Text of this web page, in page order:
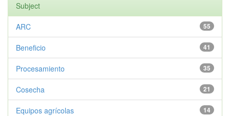
Subject
55
ARC
41
Beneficio
35
Procesamiento
21
Cosecha
14
Equipos agrícolas